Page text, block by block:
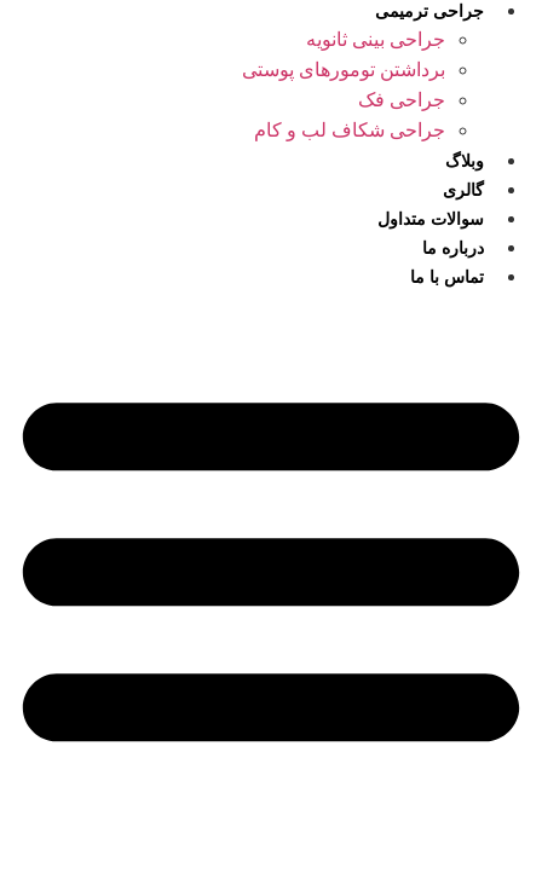
جراحی ترمیمی
جراحی بینی ثانویه
برداشتن تومورهای پوستی
جراحی فک
جراحی شکاف لب و کام
وبلاگ
گالری
سوالات متداول
درباره ما
تماس با ما